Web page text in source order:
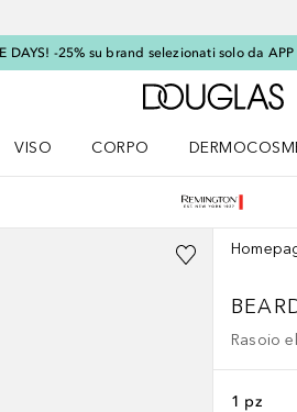
DAYS! -25% su brand selezionati solo da APP
A
VISO
CORPO
Rasoio
1 pz